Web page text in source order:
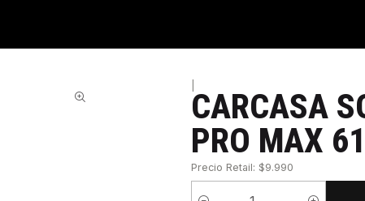
CARCASA
PRO MAX
Precio Retail: $9.990